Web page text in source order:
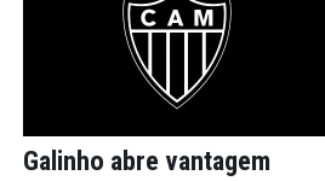
Galinho abre vantagem